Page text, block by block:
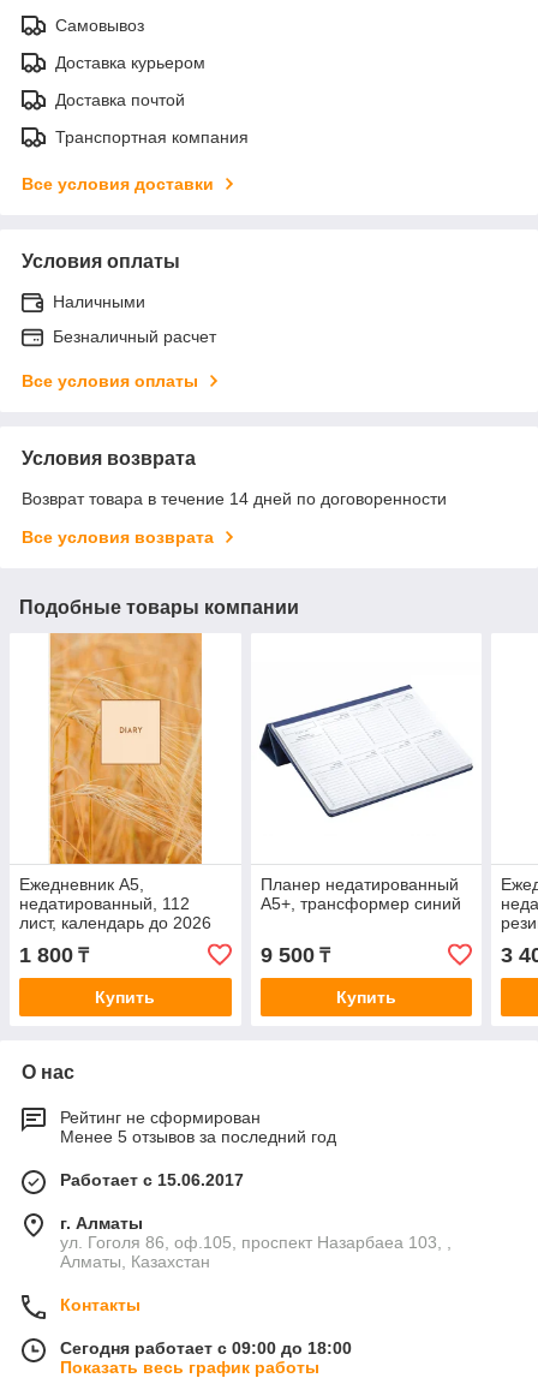
Самовывоз
Доставка курьером
Доставка почтой
Транспортная компания
Все условия доставки
Условия оплаты
Наличными
Безналичный расчет
Все условия оплаты
Условия возврата
Возврат товара в течение 14 дней по договоренности
Все условия возврата
Подобные товары компании
Ежедневник А5,
недатированный, 112
лист, календарь до 2026
года, Поле
1 800 ₸
Купить
Планер недатированный
А5+, трансформер синий
9 500₸
Купить
3
О нас
Рейтинг не сформирован
Менее 5 отзывов за последний год
Работает с 15.06.2017
г. Алматы
ул. Гоголя 86, оф.105, проспект Назарбаеа 103, ,
Алматы, Казахстан
Контакты
Сегодня работает с 09:00 до 18:00
Показать весь график работы